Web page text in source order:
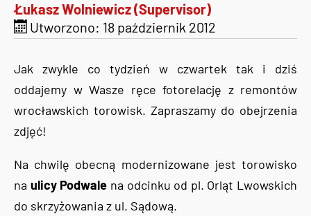
Łukasz Wolniewicz (Supervisor)
Utworzono: 18 październik 2012
Jak zwykle co tydzień w czwartek tak i dziś
oddajemy w Wasze ręce fotorelację z remontów
wrocławskich torowisk. Zapraszamy do obejrzenia
zdjęć!
Na chwilę obecną modernizowane jest torowisko
na ulicy Podwale na odcinku od pl. Orląt Lwowskich
do skrzyżowania z ul. Sądową.